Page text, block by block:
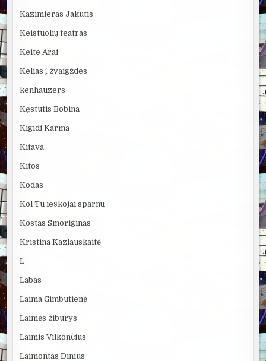
Kazimieras Jakutis
Keistuolių teatras
Keite Arai
Kelias į žvaigždes
kenhauzers
Kęstutis Bobina
Kigidi Karma
Kitava
Kitos
Kodas
Kol Tu ieškojai sparnų
Kostas Smoriginas
Kristina Kazlauskaitė
L
Labas
Laima Gimbutienė
Laimės žiburys
Laimis Vilkončius
Laimontas Dinius